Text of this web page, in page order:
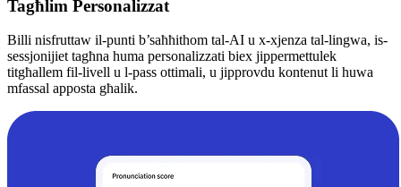
Tagħlim Personalizzat
Billi nisfruttaw il-punti b’saħħithom tal-AI u x-xjenza tal-lingwa, is-
sessjonijiet tagħna huma personalizzati biex jippermettulek
titgħallem fil-livell u l-pass ottimali, u jipprovdu kontenut li huwa
mfassal apposta għalik.